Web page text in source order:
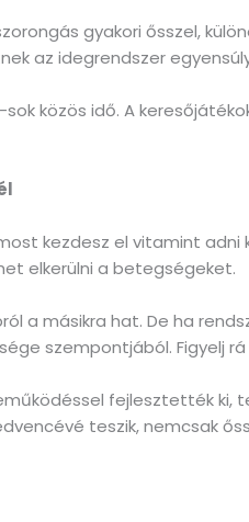
gyakori ősszel,
az idegrendszer
közös idő. A
kezdesz el vitamint
elkerülni a betegségeket.
a másikra hat. De ha
szempontjából. Figyelj
fejlesztették
teszik, nemcsak